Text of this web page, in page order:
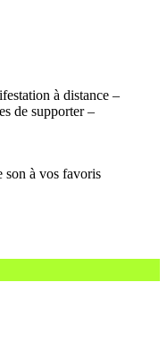
à distance –
de supporter –